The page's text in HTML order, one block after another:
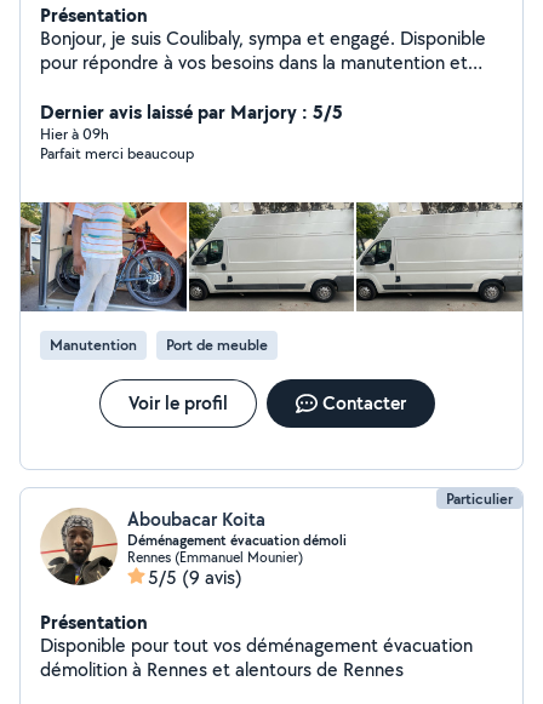
Présentation
Bonjour, je suis Coulibaly, sympa et engagé. Disponible
pour répondre à vos besoins dans la manutention et
Dernier avis laissé par Marjory : 5/5
Hier à 09h
Parfait merci beaucoup
Manutention Port de meuble
Voir le profil Contacter
Particulier
Aboubacar Koita
Déménagement évacuation démoli
Rennes (Emmanuel Mounier)
5/5 (9 avis)
Présentation
Disponible pour tout vos déménagement évacuation
démolition à Rennes et alentours de Rennes